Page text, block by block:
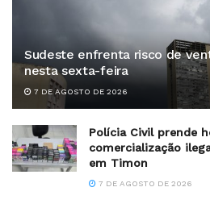
Sudeste enfrenta risco de
nesta sexta-feira
7 DE AGOSTO DE 2026
Polícia Civil prende
comercialização
em Timon
7 DE AGOSTO DE 2026